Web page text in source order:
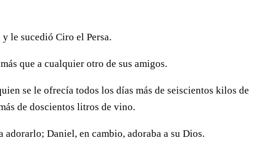
le sucedió Ciro el Persa.
que a cualquier otro de sus amigos.
se le ofrecía todos los días más de seiscientos kilos de
de doscientos litros de vino.
Daniel, en cambio, adoraba a su Dios.